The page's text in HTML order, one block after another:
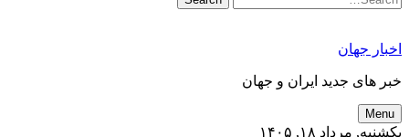
اخبار جهان
خبر های جدید ایران و جهان
Menu
یکشنبه, مرداد ۱۸, ۱۴۰۵